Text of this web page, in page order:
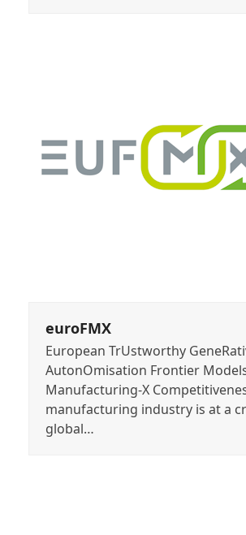
euroFMX
European TrUstworthy
AutonOmisation Frontier
Manufacturing-X
manufacturing industry is at a
global…